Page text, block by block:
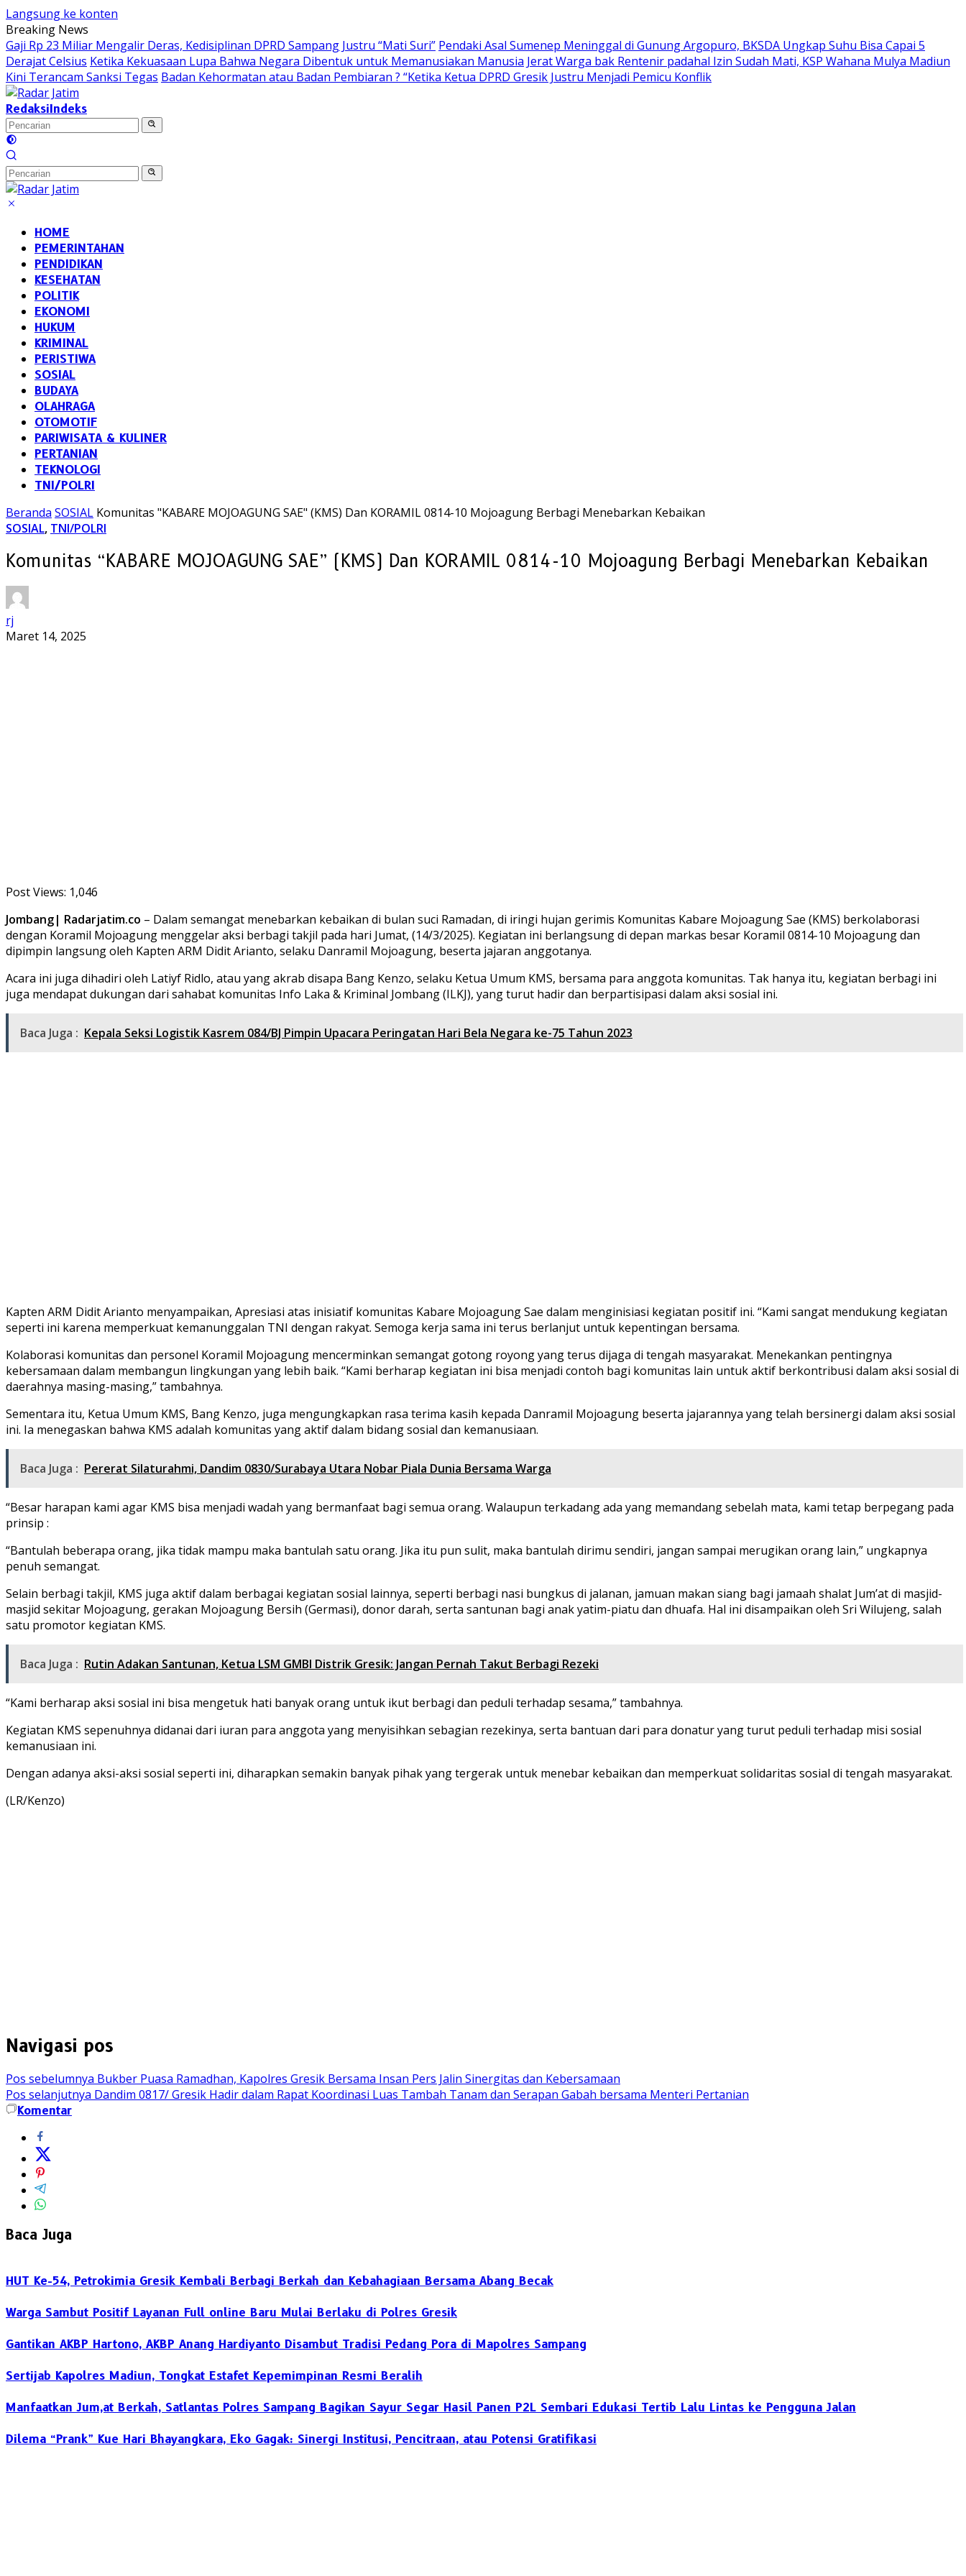
Langsung ke konten
Breaking News
Gaji Rp 23 Miliar Mengalir Deras, Kedisiplinan DPRD Sampang Justru “Mati Suri” Pendaki Asal Sumenep Meninggal di Gunung Argopuro, BKSDA Ungkap Suhu Bisa Capai 5
Derajat Celsius Ketika Kekuasaan Lupa Bahwa Negara Dibentuk untuk Memanusiakan Manusia Jerat Warga bak Rentenir padahal Izin Sudah Mati, KSP Wahana Mulya Madiun
Kini Terancam Sanksi Tegas Badan Kehormatan atau Badan Pembiaran ? “Ketika Ketua DPRD Gresik Justru Menjadi Pemicu Konflik
RedaksiIndeks
HOME
PEMERINTAHAN
PENDIDIKAN
KESEHATAN
POLITIK
EKONOMI
HUKUM
KRIMINAL
PERISTIWA
SOSIAL
BUDAYA
OLAHRAGA
OTOMOTIF
PARIWISATA & KULINER
PERTANIAN
TEKNOLOGI
TNI/POLRI
Beranda SOSIAL Komunitas "KABARE MOJOAGUNG SAE" (KMS) Dan KORAMIL 0814-10 Mojoagung Berbagi Menebarkan Kebaikan
SOSIAL, TNI/POLRI
Komunitas “KABARE MOJOAGUNG SAE” (KMS) Dan KORAMIL 0814-10 Mojoagung Berbagi Menebarkan Kebaikan
rj
Maret 14, 2025
Post Views: 1,046
Jombang| Radarjatim.co – Dalam semangat menebarkan kebaikan di bulan suci Ramadan, di iringi hujan gerimis Komunitas Kabare Mojoagung Sae (KMS) berkolaborasi
dengan Koramil Mojoagung menggelar aksi berbagi takjil pada hari Jumat, (14/3/2025). Kegiatan ini berlangsung di depan markas besar Koramil 0814-10 Mojoagung dan
dipimpin langsung oleh Kapten ARM Didit Arianto, selaku Danramil Mojoagung, beserta jajaran anggotanya.
Acara ini juga dihadiri oleh Latiyf Ridlo, atau yang akrab disapa Bang Kenzo, selaku Ketua Umum KMS, bersama para anggota komunitas. Tak hanya itu, kegiatan berbagi ini
juga mendapat dukungan dari sahabat komunitas Info Laka & Kriminal Jombang (ILKJ), yang turut hadir dan berpartisipasi dalam aksi sosial ini.
Baca Juga : Kepala Seksi Logistik Kasrem 084/BJ Pimpin Upacara Peringatan Hari Bela Negara ke-75 Tahun 2023
Kapten ARM Didit Arianto menyampaikan, Apresiasi atas inisiatif komunitas Kabare Mojoagung Sae dalam menginisiasi kegiatan positif ini. “Kami sangat mendukung kegiatan
seperti ini karena memperkuat kemanunggalan TNI dengan rakyat. Semoga kerja sama ini terus berlanjut untuk kepentingan bersama.
Kolaborasi komunitas dan personel Koramil Mojoagung mencerminkan semangat gotong royong yang terus dijaga di tengah masyarakat. Menekankan pentingnya
kebersamaan dalam membangun lingkungan yang lebih baik. “Kami berharap kegiatan ini bisa menjadi contoh bagi komunitas lain untuk aktif berkontribusi dalam aksi sosial di
daerahnya masing-masing,” tambahnya.
Sementara itu, Ketua Umum KMS, Bang Kenzo, juga mengungkapkan rasa terima kasih kepada Danramil Mojoagung beserta jajarannya yang telah bersinergi dalam aksi sosial
ini. Ia menegaskan bahwa KMS adalah komunitas yang aktif dalam bidang sosial dan kemanusiaan.
Baca Juga : Pererat Silaturahmi, Dandim 0830/Surabaya Utara Nobar Piala Dunia Bersama Warga
“Besar harapan kami agar KMS bisa menjadi wadah yang bermanfaat bagi semua orang. Walaupun terkadang ada yang memandang sebelah mata, kami tetap berpegang pada
prinsip :
“Bantulah beberapa orang, jika tidak mampu maka bantulah satu orang. Jika itu pun sulit, maka bantulah dirimu sendiri, jangan sampai merugikan orang lain,” ungkapnya
penuh semangat.
Selain berbagi takjil, KMS juga aktif dalam berbagai kegiatan sosial lainnya, seperti berbagi nasi bungkus di jalanan, jamuan makan siang bagi jamaah shalat Jum’at di masjid-
masjid sekitar Mojoagung, gerakan Mojoagung Bersih (Germasi), donor darah, serta santunan bagi anak yatim-piatu dan dhuafa. Hal ini disampaikan oleh Sri Wilujeng, salah
satu promotor kegiatan KMS.
Baca Juga : Rutin Adakan Santunan, Ketua LSM GMBI Distrik Gresik: Jangan Pernah Takut Berbagi Rezeki
“Kami berharap aksi sosial ini bisa mengetuk hati banyak orang untuk ikut berbagi dan peduli terhadap sesama,” tambahnya.
Kegiatan KMS sepenuhnya didanai dari iuran para anggota yang menyisihkan sebagian rezekinya, serta bantuan dari para donatur yang turut peduli terhadap misi sosial
kemanusiaan ini.
Dengan adanya aksi-aksi sosial seperti ini, diharapkan semakin banyak pihak yang tergerak untuk menebar kebaikan dan memperkuat solidaritas sosial di tengah masyarakat.
(LR/Kenzo)
Navigasi pos
Pos sebelumnya Bukber Puasa Ramadhan, Kapolres Gresik Bersama Insan Pers Jalin Sinergitas dan Kebersamaan
Pos selanjutnya Dandim 0817/ Gresik Hadir dalam Rapat Koordinasi Luas Tambah Tanam dan Serapan Gabah bersama Menteri Pertanian
Komentar
Baca Juga
HUT Ke-54, Petrokimia Gresik Kembali Berbagi Berkah dan Kebahagiaan Bersama Abang Becak
Warga Sambut Positif Layanan Full online Baru Mulai Berlaku di Polres Gresik
Gantikan AKBP Hartono, AKBP Anang Hardiyanto Disambut Tradisi Pedang Pora di Mapolres Sampang
Sertijab Kapolres Madiun, Tongkat Estafet Kepemimpinan Resmi Beralih
Manfaatkan Jum,at Berkah, Satlantas Polres Sampang Bagikan Sayur Segar Hasil Panen P2L Sembari Edukasi Tertib Lalu Lintas ke Pengguna Jalan
Dilema “Prank” Kue Hari Bhayangkara, Eko Gagak: Sinergi Institusi, Pencitraan, atau Potensi Gratifikasi